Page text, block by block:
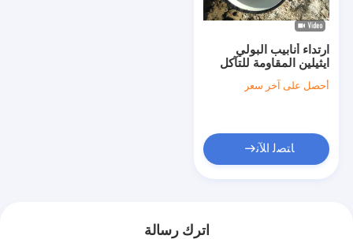
ارتداء أنابيب البولي
ايثيلين المقاومة للتآكل
PE100 مع مركب بطانة
أحصل على آخر سعر
ﺎﺘﺼﻟ ﺍﻶﻧ
اترك رسالة